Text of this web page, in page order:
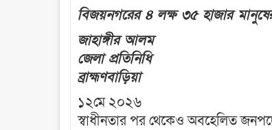
বিজয়নগরের ৪ লক্ষ ৩৫ হাজার
জাহাঙ্গীর আলম
জেলা প্রতিনিধি
ব্রাহ্মণবাড়িয়া
১২মে ২০২৬
‎স্বাধীনতার পর থেকেও অবহেলিত